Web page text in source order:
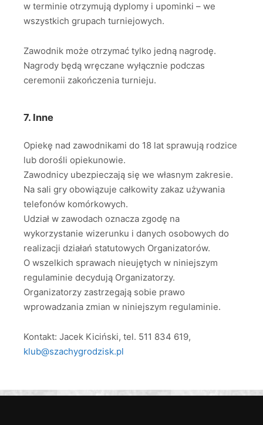
w terminie otrzymują dyplomy i upominki – we
wszystkich grupach turniejowych.
Zawodnik może otrzymać tylko jedną nagrodę.
Nagrody będą wręczane wyłącznie podczas
ceremonii zakończenia turnieju.
7. Inne
Opiekę nad zawodnikami do 18 lat sprawują rodzice
lub dorośli opiekunowie.
Zawodnicy ubezpieczają się we własnym zakresie.
Na sali gry obowiązuje całkowity zakaz używania
telefonów komórkowych.
Udział w zawodach oznacza zgodę na
wykorzystanie wizerunku i danych osobowych do
realizacji działań statutowych Organizatorów.
O wszelkich sprawach nieujętych w niniejszym
regulaminie decydują Organizatorzy.
Organizatorzy zastrzegają sobie prawo
wprowadzania zmian w niniejszym regulaminie.
Kontakt: Jacek Kiciński, tel. 511 834 619,
klub@szachygrodzisk.pl